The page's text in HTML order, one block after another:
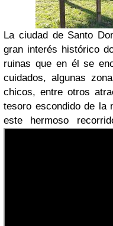
La ciudad de Santo
gran interés histórico
ruinas que en él se
cuidados, algunas
chicos, entre otros
tesoro escondido de la
este hermoso